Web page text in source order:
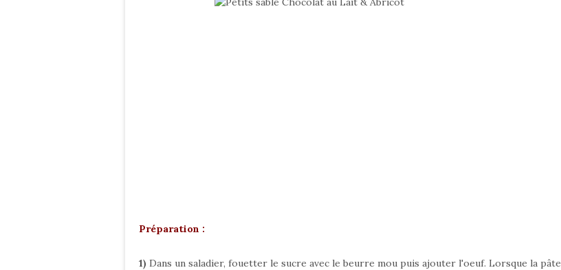
Préparation :
1) Dans un saladier, fouetter le sucre avec le beurre mou puis ajouter l'oeuf. Lorsque la pâte